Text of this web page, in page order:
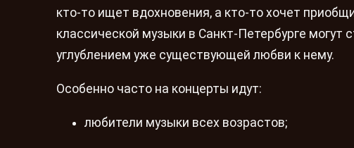
кто-то ищет вдохновения, а кто-то хочет
классической музыки в Санкт-Петербурге
углублением уже существующей любви к нему.
Особенно часто на концерты идут:
любители музыки всех возрастов;